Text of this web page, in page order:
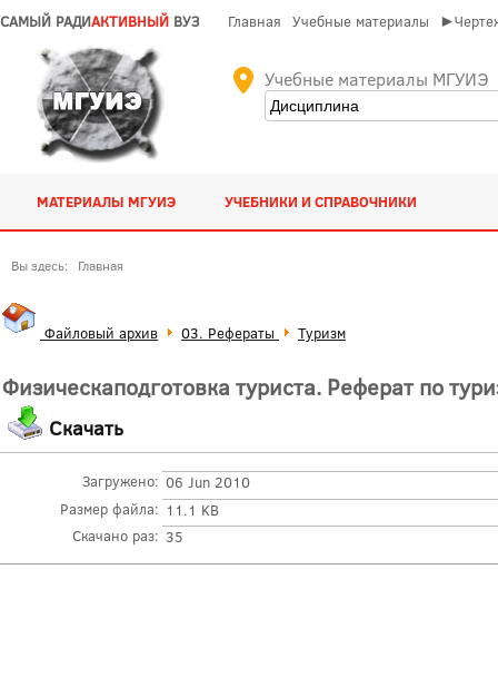
САМЫЙ РАДИАКТИВНЫЙ ВУЗ Главная Учебные материалы
Учебные материалы МГУИЭ
МАТЕРИАЛЫ МГУИЭ УЧЕБНИКИ И СПРАВОЧНИКИ
Вы здесь: Главная
Файловый архив 03. Рефераты Туризм
Физическаподготовка туриста. Реферат по
Скачать
Загружено: 06 Jun 2010
Размер файла: 11.1 KB
Скачано раз: 35